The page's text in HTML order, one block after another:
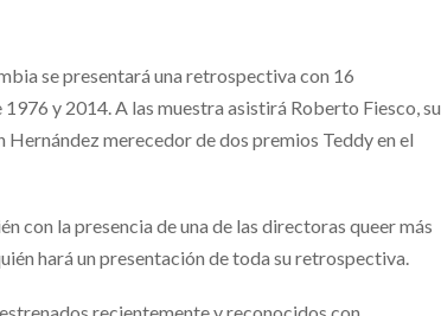
se presentará una retrospectiva con 16
y 2014. A las muestra asistirá Roberto Fiesco, su
merecedor de dos premios Teddy en el
con la presencia de una de las directoras queer más
hará un presentación de toda su retrospectiva.